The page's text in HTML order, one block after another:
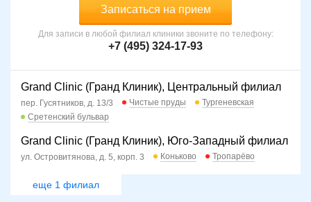
Записаться на прием
Для записи в любой филиал клиники звоните по телефону:
+7 (495) 324-17-93
Grand Clinic (Гранд Клиник), Центральный филиал
пер. Гусятников, д. 13/3 Чистые пруды
Тургеневская
Сретенский бульвар
Grand Clinic (Гранд Клиник), Юго-Западный филиал
ул. Островитянова, д. 5, корп. 3 Коньково Тропарёво
еще 1 филиал